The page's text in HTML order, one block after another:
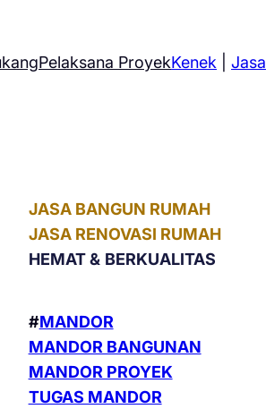
Pelaksana ProyekKenek |Jasa
JASA BANGUN RUMAH
JASA RENOVASI RUMAH
HEMAT & BERKUALITAS
#MANDOR
MANDOR BANGUNAN
MANDOR PROYEK
TUGAS MANDOR